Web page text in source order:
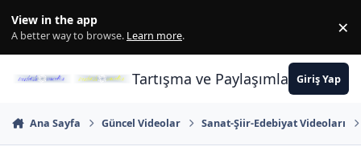
View in the app
A better way to browse. Learn more. ×
Tartışma ve PaylaşımlarınGiriş Yap
Ana Sayfa Güncel Videolar Sanat-Şiir-Edebiyat Videoları